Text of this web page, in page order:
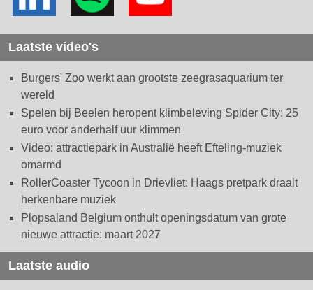
Laatste video's
Burgers' Zoo werkt aan grootste zeegrasaquarium ter
wereld
Spelen bij Beelen heropent klimbeleving Spider City: 25
euro voor anderhalf uur klimmen
Video: attractiepark in Australië heeft Efteling-muziek
omarmd
RollerCoaster Tycoon in Drievliet: Haags pretpark draait
herkenbare muziek
Plopsaland Belgium onthult openingsdatum van grote
nieuwe attractie: maart 2027
Laatste audio